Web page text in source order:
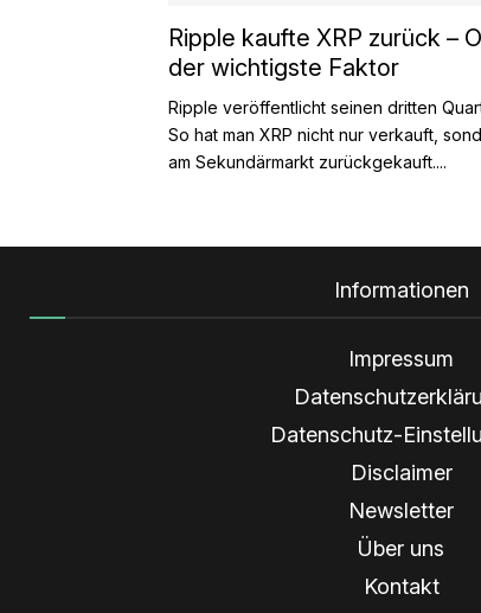
Ripple kaufte XRP zurück –
der wichtigste Faktor
Ripple veröffentlicht seinen dritten
So hat man XRP nicht nur verkauft,
am Sekundärmarkt zurückgekauft....
Informationen
Impressum
Datenschutz-
Disclaimer
Newsletter
Über uns
Kontakt